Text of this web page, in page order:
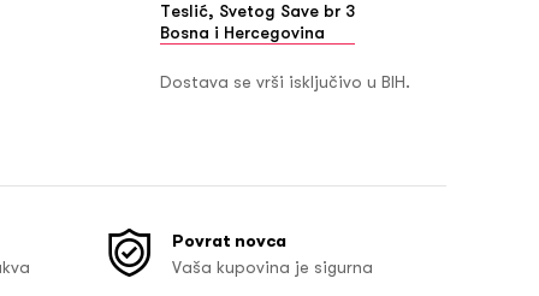
Teslić, Svetog Save br 3
Bosna i Hercegovina
Dostava se vrši isključivo u BIH.
Povrat novca
Vaša kupovina je sigurna